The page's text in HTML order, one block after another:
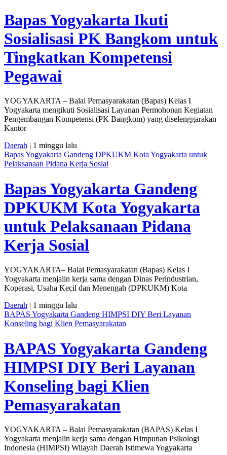
Bapas Yogyakarta Ikuti
Sosialisasi PK Bangkom untuk
Tingkatkan Kompetensi
Pegawai
YOGYAKARTA – Balai Pemasyarakatan (Bapas) Kelas I
Yogyakarta mengikuti Sosialisasi Layanan Permohonan Kegiatan
Pengembangan Kompetensi (PK Bangkom) yang diselenggarakan
Kantor
Daerah | 1 minggu lalu
Bapas Yogyakarta Gandeng DPKUKM Kota Yogyakarta untuk
Pelaksanaan Pidana Kerja Sosial
Bapas Yogyakarta Gandeng
DPKUKM Kota Yogyakarta
untuk Pelaksanaan Pidana
Kerja Sosial
YOGYAKARTA– Balai Pemasyarakatan (Bapas) Kelas I
Yogyakarta menjalin kerja sama dengan Dinas Perindustrian,
Koperasi, Usaha Kecil dan Menengah (DPKUKM) Kota
Daerah | 1 minggu lalu
BAPAS Yogyakarta Gandeng HIMPSI DIY Beri Layanan
Konseling bagi Klien Pemasyarakatan
BAPAS Yogyakarta Gandeng
HIMPSI DIY Beri Layanan
Konseling bagi Klien
Pemasyarakatan
YOGYAKARTA – Balai Pemasyarakatan (BAPAS) Kelas I
Yogyakarta menjalin kerja sama dengan Himpunan Psikologi
Indonesia (HIMPSI) Wilayah Daerah Istimewa Yogyakarta